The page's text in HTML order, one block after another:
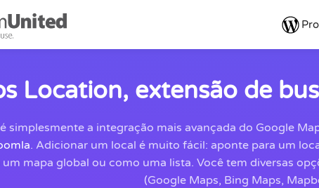
principal
Location, extensão de
simplesmente a integração mais avançada do Google
. Adicionar um local é muito fácil: aponte para um
mapa global ou como uma lista. Você tem diversas
(Google Maps, Bing Maps,